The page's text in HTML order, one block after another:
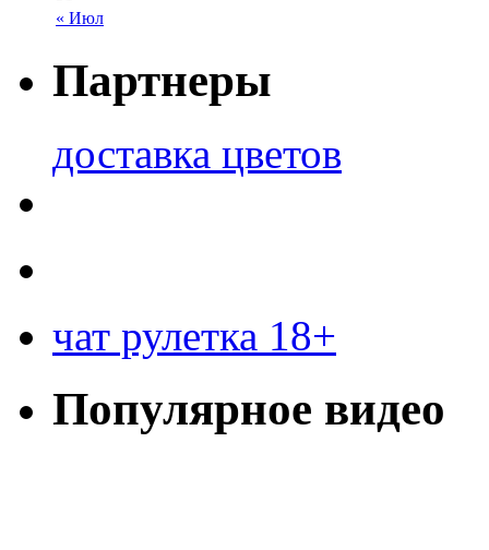
« Июл
Партнеры
доставка цветов
чат рулетка 18+
Популярное видео